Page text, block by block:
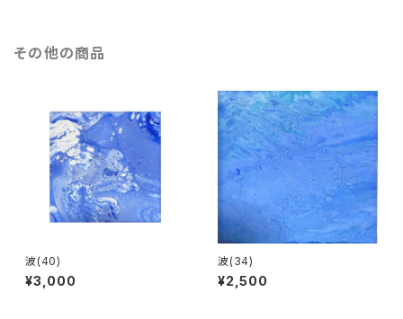
その他の商品
波(40)
¥3,000
波(34)
¥2,500